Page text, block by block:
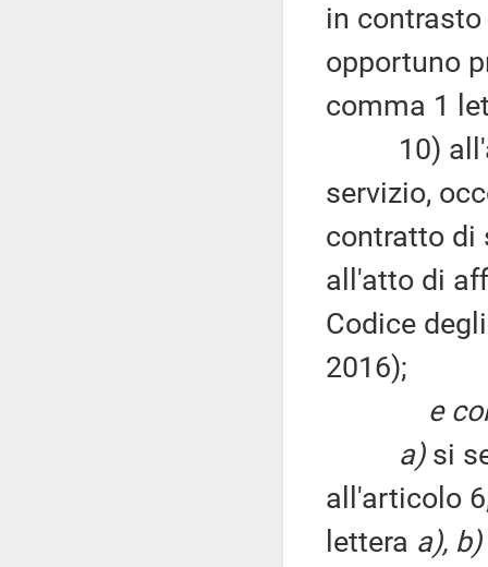
in
opportuno
comma 1
10)
servizio,
contratto di
all'atto di
Codice
2016);
e
a)si
all'articolo
lettera a), b)